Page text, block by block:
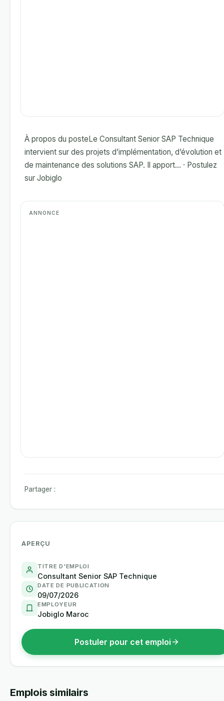
À propos du posteLe Consultant Senior SAP Technique
intervient sur des projets d’implémentation, d’évolution et
de maintenance des solutions SAP. Il apport... · Postulez
sur Jobiglo
Partager :
APERÇU
TITRE D'EMPLOI
Consultant Senior SAP Technique
DATE DE PUBLICATION
09/07/2026
EMPLOYEUR
Jobiglo Maroc
Postuler pour cet emploi
Emplois similairs